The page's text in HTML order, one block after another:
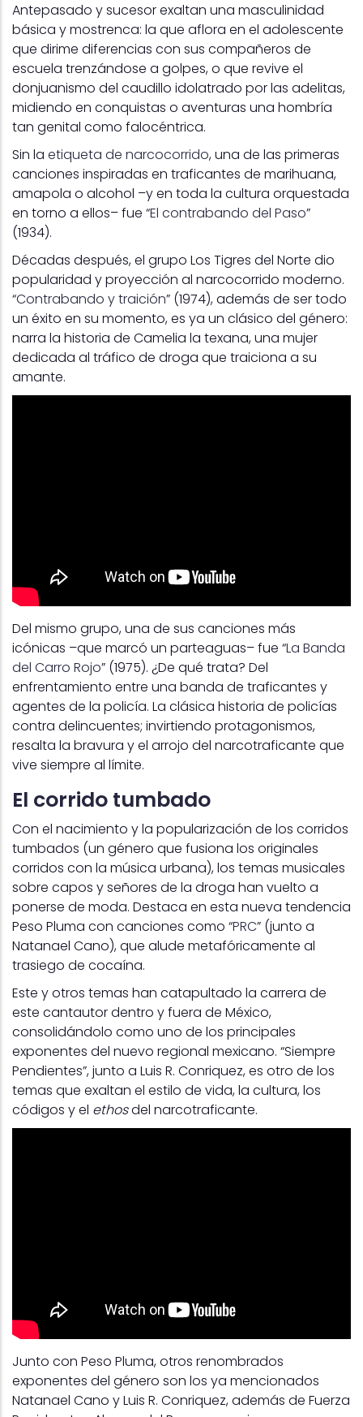
Antepasado y sucesor exaltan una masculinidad
básica y mostrenca: la que aflora en el adolescente
que dirime diferencias con sus compañeros de
escuela trenzándose a golpes, o que revive el
donjuanismo del caudillo idolatrado por las adelitas,
midiendo en conquistas o aventuras una hombría
tan genital como falocéntrica.
Sin la etiqueta de narcocorrido, una de las primeras
canciones inspiradas en traficantes de marihuana,
amapola o alcohol –y en toda la cultura orquestada
en torno a ellos– fue “El contrabando del Paso”
(1934).
Décadas después, el grupo Los Tigres del Norte dio
popularidad y proyección al narcocorrido moderno.
“Contrabando y traición” (1974), además de ser todo
un éxito en su momento, es ya un clásico del género:
narra la historia de Camelia la texana, una mujer
dedicada al tráfico de droga que traiciona a su
amante.
Del mismo grupo, una de sus canciones más
icónicas –que marcó un parteaguas– fue “La Banda
del Carro Rojo” (1975). ¿De qué trata? Del
enfrentamiento entre una banda de traficantes y
agentes de la policía. La clásica historia de policías
contra delincuentes; invirtiendo protagonismos,
resalta la bravura y el arrojo del narcotraficante que
vive siempre al límite.
El corrido tumbado
Con el nacimiento y la popularización de los corridos
tumbados (un género que fusiona los originales
corridos con la música urbana), los temas musicales
sobre capos y señores de la droga han vuelto a
ponerse de moda. Destaca en esta nueva tendencia
Peso Pluma con canciones como “PRC” (junto a
Natanael Cano), que alude metafóricamente al
trasiego de cocaína.
Este y otros temas han catapultado la carrera de
este cantautor dentro y fuera de México,
consolidándolo como uno de los principales
exponentes del nuevo regional mexicano. “Siempre
Pendientes”, junto a Luis R. Conriquez, es otro de los
temas que exaltan el estilo de vida, la cultura, los
códigos y el ethosdel narcotraficante.
Junto con Peso Pluma, otros renombrados
exponentes del género son los ya mencionados
Natanael Cano y Luis R. Conriquez, además de Fuerza